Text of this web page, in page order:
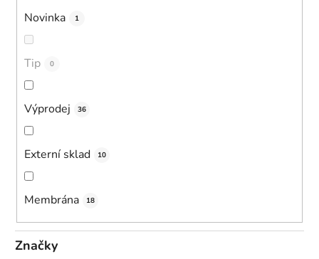
Novinka 1
Tip 0
Výprodej 36
Externí sklad 10
Membrána 18
Značky